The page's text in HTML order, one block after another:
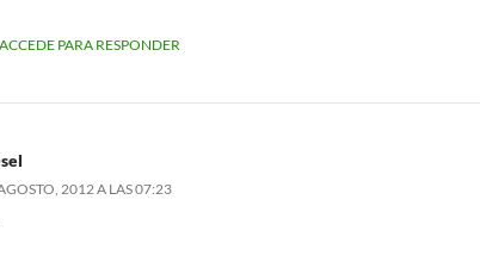
ACCEDE PARA RESPONDER
2012 A LAS 07:23